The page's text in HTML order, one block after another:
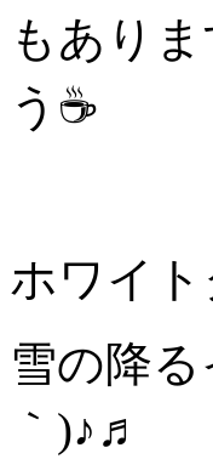
もあり
う☕
ホワイ
雪の降
｀)♪♬